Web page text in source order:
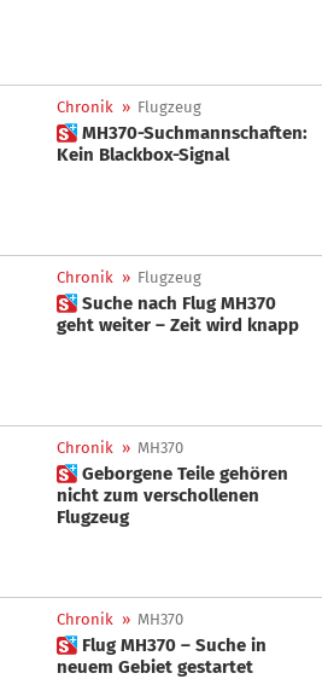
Chronik » Flugzeug
 MH370-Suchmannschaften:
Kein Blackbox-Signal
Chronik » Flugzeug
 Suche nach Flug MH370
geht weiter – Zeit wird knapp
Chronik » MH370
 Geborgene Teile gehören
nicht zum verschollenen
Flugzeug
Chronik » MH370
 Flug MH370 – Suche in
neuem Gebiet gestartet